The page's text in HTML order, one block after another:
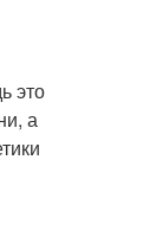
это
а